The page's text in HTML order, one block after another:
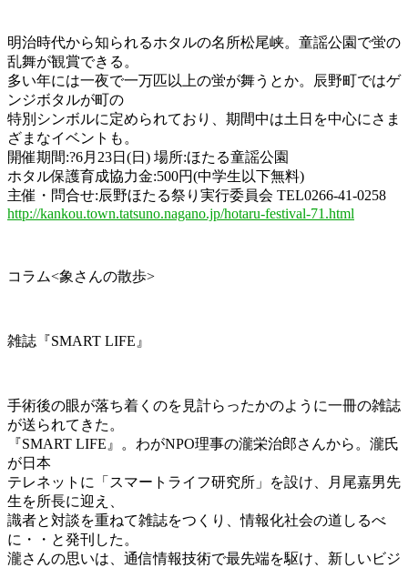
明治時代から知られるホタルの名所松尾峡。童謡公園で蛍の
乱舞が観賞できる。
多い年には一夜で一万匹以上の蛍が舞うとか。辰野町ではゲ
ンジボタルが町の
特別シンボルに定められており、期間中は土日を中心にさま
ざまなイベントも。
開催期間:?6月23日(日) 場所:ほたる童謡公園
ホタル保護育成協力金:500円(中学生以下無料)
主催・問合せ:辰野ほたる祭り実行委員会 TEL0266-41-0258
http://kankou.town.tatsuno.nagano.jp/hotaru-festival-71.html
コラム<象さんの散歩>
雑誌『SMART LIFE』
手術後の眼が落ち着くのを見計らったかのように一冊の雑誌
が送られてきた。
『SMART LIFE』。わがNPO理事の瀧栄治郎さんから。瀧氏
が日本
テレネットに「スマートライフ研究所」を設け、月尾嘉男先
生を所長に迎え、
識者と対談を重ねて雑誌をつくり、情報化社会の道しるべ
に・・と発刊した。
瀧さんの思いは、通信情報技術で最先端を駆け、新しいビジ